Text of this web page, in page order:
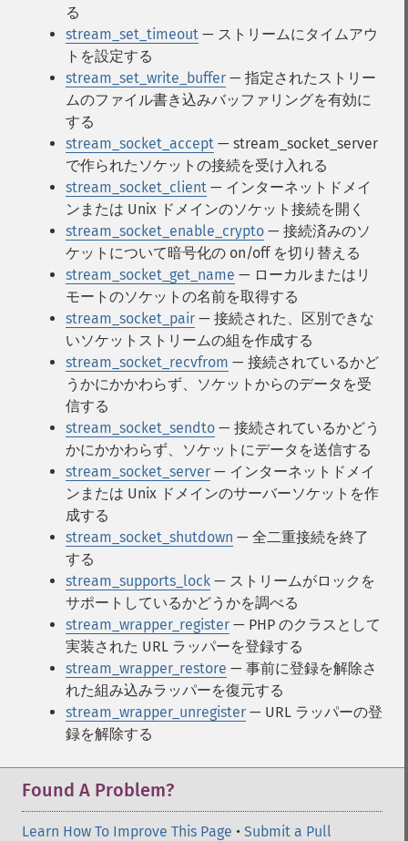
る
stream_set_timeout — ストリームにタイムアウ
トを設定する
stream_set_write_buffer — 指定されたストリー
ムのファイル書き込みバッファリングを有効に
する
stream_socket_accept — stream_socket_server
で作られたソケットの接続を受け入れる
stream_socket_client — インターネットドメイ
ンまたは Unix ドメインのソケット接続を開く
stream_socket_enable_crypto — 接続済みのソ
ケットについて暗号化の on/off を切り替える
stream_socket_get_name — ローカルまたはリ
モートのソケットの名前を取得する
stream_socket_pair — 接続された、区別できな
いソケットストリームの組を作成する
stream_socket_recvfrom — 接続されているかど
うかにかかわらず、ソケットからのデータを受
信する
stream_socket_sendto — 接続されているかどう
かにかかわらず、ソケットにデータを送信する
stream_socket_server — インターネットドメイ
ンまたは Unix ドメインのサーバーソケットを作
成する
stream_socket_shutdown — 全二重接続を終了
する
stream_supports_lock — ストリームがロックを
サポートしているかどうかを調べる
stream_wrapper_register — PHP のクラスとして
実装された URL ラッパーを登録する
stream_wrapper_restore — 事前に登録を解除さ
れた組み込みラッパーを復元する
stream_wrapper_unregister — URL ラッパーの登
録を解除する
Found A Problem?
Learn How To Improve This Page • Submit a Pull